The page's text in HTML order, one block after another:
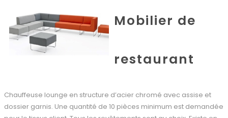
Mobilier de
restaurant
Chauffeuse lounge en structure d’acier chromé avec assise et
dossier garnis. Une quantité de 10 pièces minimum est demandée